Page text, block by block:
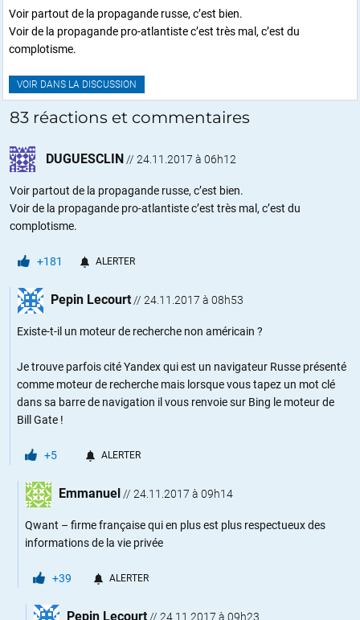
Voir partout de la propagande russe, c’est bien.
Voir de la propagande pro-atlantiste c’est très mal, c’est du
complotisme.
VOIR DANS LA DISCUSSION
83 réactions et commentaires
DUGUESCLIN // 24.11.2017 à 06h12
Voir partout de la propagande russe, c’est bien.
Voir de la propagande pro-atlantiste c’est très mal, c’est du
complotisme.
+181 ALERTER
Pepin Lecourt // 24.11.2017 à 08h53
Existe-t-il un moteur de recherche non américain ?
Je trouve parfois cité Yandex qui est un navigateur Russe présenté
comme moteur de recherche mais lorsque vous tapez un mot clé
dans sa barre de navigation il vous renvoie sur Bing le moteur de
Bill Gate !
+5 ALERTER
Emmanuel // 24.11.2017 à 09h14
Qwant – firme française qui en plus est plus respectueux des
informations de la vie privée
+39 ALERTER
Pepin Lecourt // 24.11.2017 à 09h23